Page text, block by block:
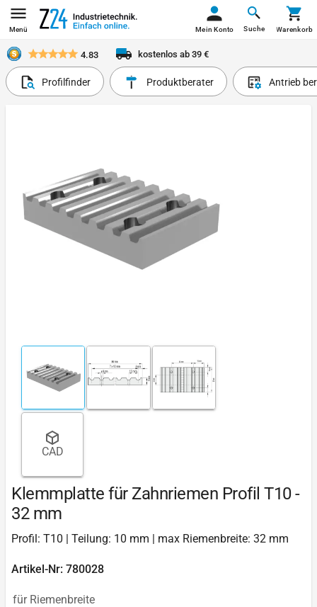
Menü Suche
Mein Konto Warenkorb
4.83 kostenlos ab 39 €
Profilfinder Produktberater Antrieb
CAD
Klemmplatte für Zahnriemen Profil T10 -
32 mm
Profil: T10 | Teilung: 10 mm | max Riemenbreite: 32 mm
Artikel-Nr: 780028
für Riemenbreite